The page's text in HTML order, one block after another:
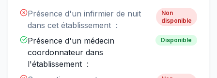
Présence d'un infirmier de nuit
dans cet établissement :
Non
disponible
Présence d'un médecin
coordonnateur dans
l'établissement :
Disponible